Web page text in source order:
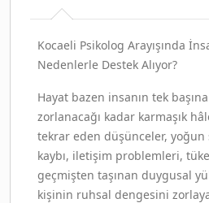
Kocaeli Psikolog Arayışında
Nedenlerle Destek Alıyor?
Hayat bazen insanın tek
zorlanacağı kadar karmaşık
tekrar eden düşünceler, yoğun
kaybı, iletişim problemleri,
geçmişten taşınan duygusal
kişinin ruhsal dengesini